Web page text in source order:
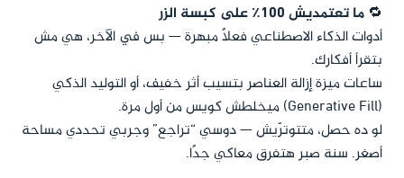
🔁 ما تعتمديش ١٠٠٪ على كبسة الزر
أدوات الذكاء الاصطناعي فعلاً مبهرة — بس في الآخر، هي مش
بتقرأ أفكارك.
ساعات ميزة إزالة العناصر بتسيب أثر خفيف، أو التوليد الذكي
(Generative Fill) ميخلطش كويس من أول مرة.
لو ده حصل، متتوترّيش — دوسي “تراجع” وجربي تحددي مساحة
أصغر. سنة صبر هتفرق معاكي جدًا.